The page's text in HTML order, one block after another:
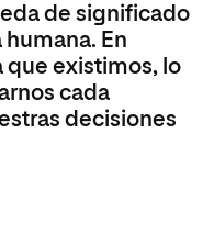
de significado
En
que existimos, lo
cada
decisiones